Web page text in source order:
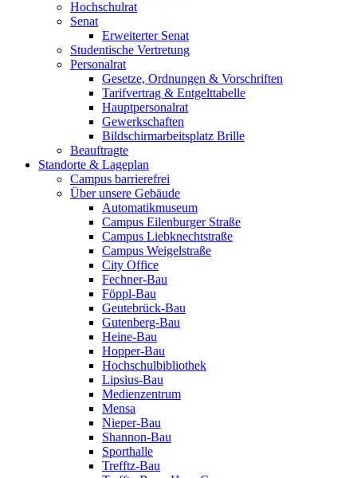
Hochschulrat
Senat
Erweiterter Senat
Studentische Vertretung
Personalrat
Gesetze, Ordnungen & Vorschriften
Tarifvertrag & Entgelttabelle
Hauptpersonalrat
Gewerkschaften
Bildschirmarbeitsplatz Brille
Beauftragte
Standorte & Lageplan
Campus barrierefrei
Über unsere Gebäude
Automatikmuseum
Campus Eilenburger Straße
Campus Liebknechtstraße
Campus Weigelstraße
City Office
Fechner-Bau
Föppl-Bau
Geutebrück-Bau
Gutenberg-Bau
Heine-Bau
Hopper-Bau
Hochschulbibliothek
Lipsius-Bau
Medienzentrum
Mensa
Nieper-Bau
Shannon-Bau
Sporthalle
Trefftz-Bau